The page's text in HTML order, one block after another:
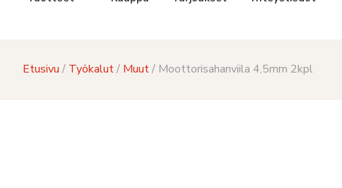
Etusivu / Työkalut/ Muut/ Moottorisahanviila 4,5mm 2kpl